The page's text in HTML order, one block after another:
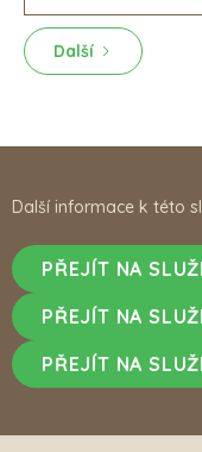
Další
Další informace k této
PŘEJÍT NA
PŘEJÍT NA
PŘEJÍT NA